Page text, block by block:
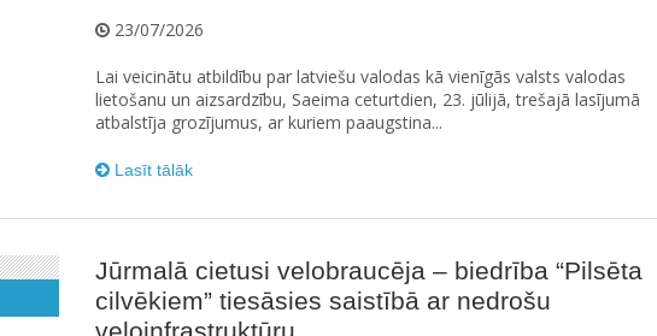
23/07/2026
Lai veicinātu atbildību par latviešu valodas kā vienīgās valsts valodas
lietošanu un aizsardzību, Saeima ceturtdien, 23. jūlijā, trešajā lasījumā
atbalstīja grozījumus, ar kuriem paaugstina...
Lasīt tālāk
Jūrmalā cietusi velobraucēja – biedrība “Pilsēta
cilvēkiem” tiesāsies saistībā ar nedrošu